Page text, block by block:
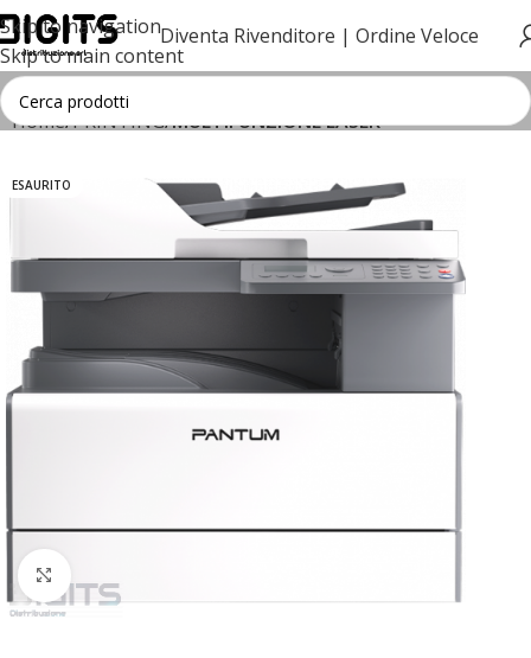
Skip to navigation
Skip to main content
Diventa Rivenditore | Ordine Veloce
Home PRINTING MULTIFUNZIONE LASER
ESAURITO